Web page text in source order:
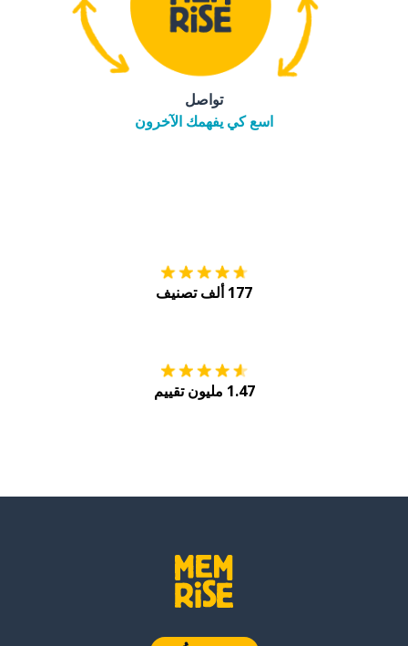
تواصل
اسع كي يفهمك الآخرون
177 ألف تصنيف
1.47 مليون تقييم